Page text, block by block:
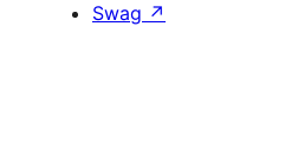
Swag ↗